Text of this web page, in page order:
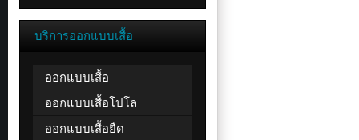
บริการออกแบบเสื้อ
ออกแบบเสื้อ
ออกแบบเสื้อโปโล
ออกแบบเสื้อยืด